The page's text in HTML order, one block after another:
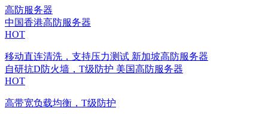
高防服务器
中国香港高防服务器
HOT
移动直连清洗，支持压力测试 新加坡高防服务器
自研抗D防火墙，T级防护 美国高防服务器
HOT
高带宽负载均衡，T级防护